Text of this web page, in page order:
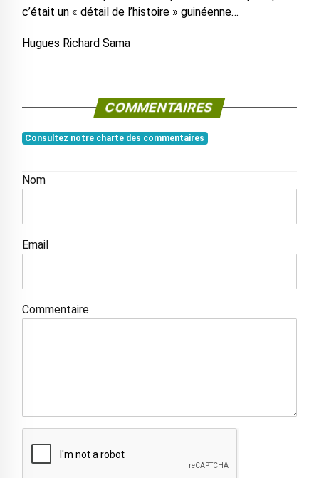
c’était un « détail de l’histoire » guinéenne…
Hugues Richard Sama
COMMENTAIRES
Consultez notre charte des commentaires
Nom
Email
Commentaire